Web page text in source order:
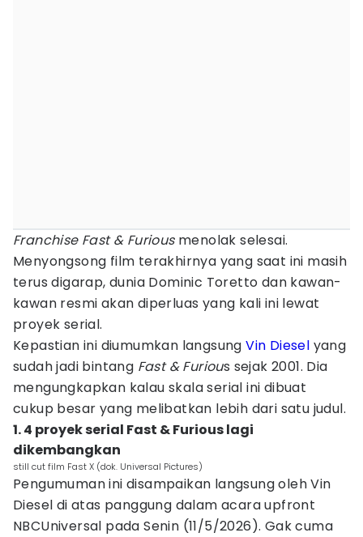
Franchise Fast & Furious menolak selesai.
Menyongsong film terakhirnya yang saat ini masih
terus digarap, dunia Dominic Toretto dan kawan-
kawan resmi akan diperluas yang kali ini lewat
proyek serial.
Kepastian ini diumumkan langsungVin Diesel yang
sudah jadi bintang Fast & Furious sejak 2001. Dia
mengungkapkan kalau skala serial ini dibuat
cukup besar yang melibatkan lebih dari satu judul.
1. 4 proyek serial Fast & Furious lagi
dikembangkan
still cut film Fast X (dok. Universal Pictures)
Pengumuman ini disampaikan langsung oleh Vin
Diesel di atas panggung dalam acara upfront
NBCUniversal pada Senin (11/5/2026). Gak cuma